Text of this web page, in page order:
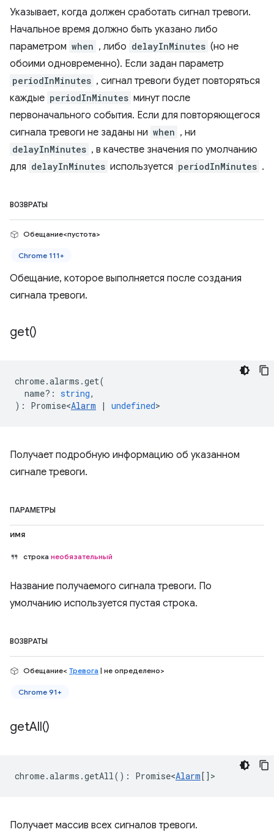
Указывает, когда должен сработать сигнал тревоги.
Начальное время должно быть указано либо
параметром when , либо delayInMinutes (но не
обоими одновременно). Если задан параметр
periodInMinutes , сигнал тревоги будет повторяться
каждые periodInMinutes минут после
первоначального события. Если для повторяющегося
сигнала тревоги не заданы ни when , ни
delayInMinutes , в качестве значения по умолчанию
для delayInMinutes используется periodInMinutes .
ВОЗВРАТЫ
Обещание<пустота>
Chrome 111+
Обещание, которое выполняется после создания
сигнала тревоги.
get()
chrome.alarms .get(
name? : string,
) : Promise<Alarm | undefined>
Получает подробную информацию об указанном
сигнале тревоги.
ПАРАМЕТРЫ
имя
строка необязательный
Название получаемого сигнала тревоги. По
умолчанию используется пустая строка.
ВОЗВРАТЫ
Обещание< Тревога | не определено>
Chrome 91+
getAll()
chrome.alarms .getAll() : Promise<Alarm[] >
Получает массив всех сигналов тревоги.